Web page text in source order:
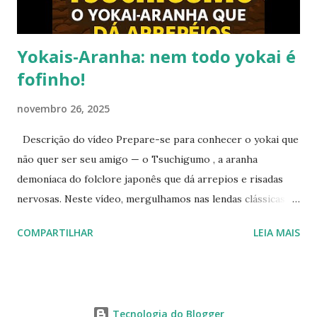
leu, comentou, compartilho...
Yokais-Aranha: nem todo yokai é
fofinho!
novembro 26, 2025
Descrição do vídeo Prepare-se para conhecer o yokai que
não quer ser seu amigo — o Tsuchigumo , a aranha
demoníaca do folclore japonês que dá arrepios e risadas
nervosas. Neste vídeo, mergulhamos nas lendas clássicas do
aparições bizarras em animes como Nura: Rise of the Yokai
COMPARTILHAR LEIA MAIS
Tecnologia do Blogger